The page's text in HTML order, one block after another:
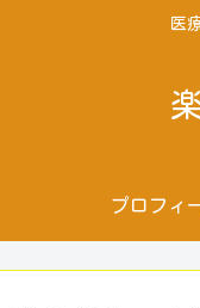
医
プロフィ